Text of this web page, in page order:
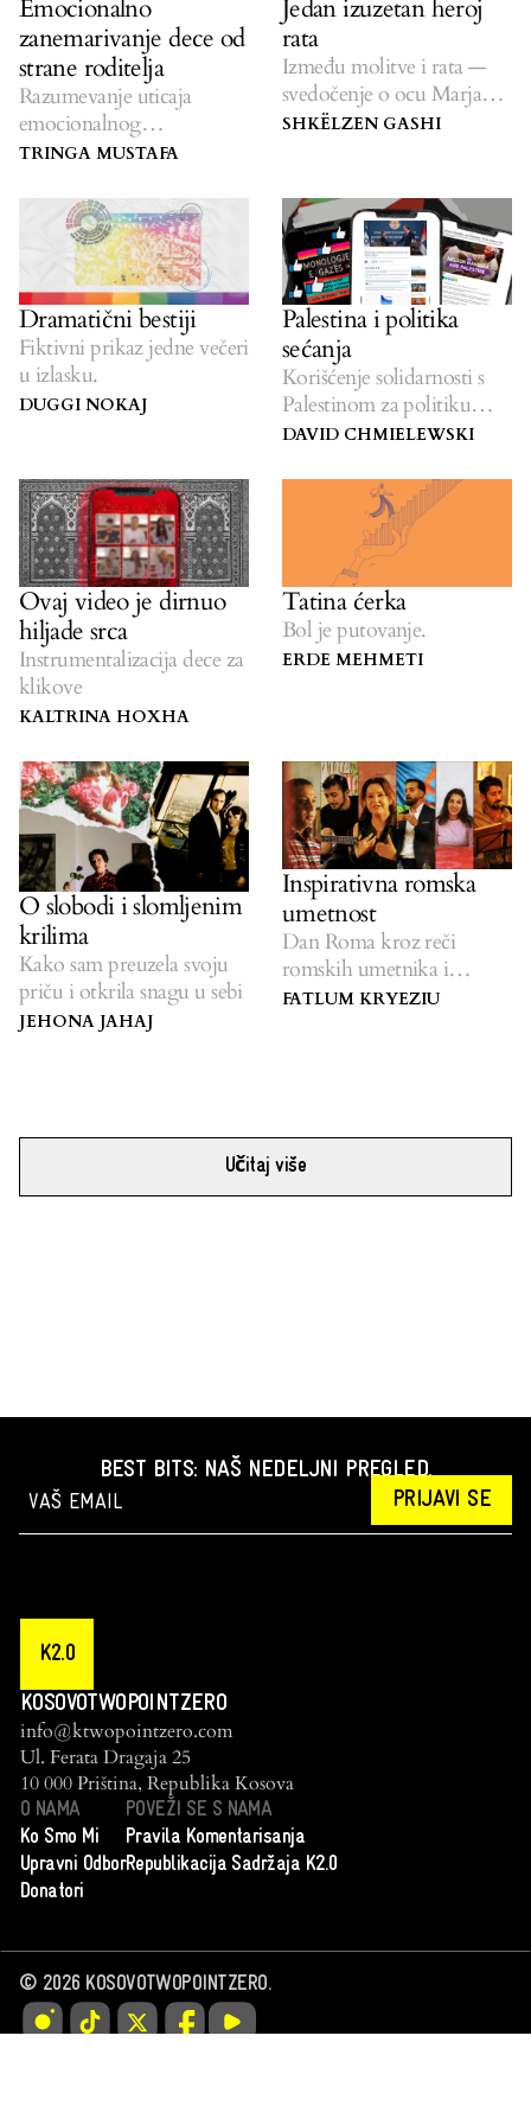
Emocionalno
zanemarivanje dece od
strane roditelja
Razumevanje uticaja
emocionalnog
zanemarivanja na
TRINGA MUSTAFA
Jedan izuzetan heroj
rata
Između molitve i rata —
svedočenje o ocu Marjanu
Lorenciju.
SHKËLZEN GASHI
Dramatični bestiji
Fiktivni prikaz jedne večeri
u izlasku.
DUGGI NOKAJ
Palestina i politika
sećanja
Korišćenje solidarnosti s
Palestinom za politiku
identiteta i javno sećanje.
DAVID CHMIELEWSKI
Ovaj video je dirnuo
hiljade srca
Instrumentalizacija dece za
klikove
KALTRINA HOXHA
Tatina ćerka
Bol je putovanje.
ERDE MEHMETI
O slobodi i slomljenim
krilima
Kako sam preuzela svoju
priču i otkrila snagu u sebi
JEHONA JAHAJ
Inspirativna romska
umetnost
Dan Roma kroz reči
romskih umetnika i
umetnica
FATLUM KRYEZIU
Učitaj više
BEST BITS: NAŠ NEDELJNI PREGLED.
PRIJAVI SE
K2.0
KOSOVOTWOPOINTZERO
info@ktwopointzero.com
Ul. Ferata Dragaja 25
10 000 Priština, Republika Kosova
O NAMA
Ko Smo Mi
Upravni Odbor
Donatori
POVEŽI SE S NAMA
Pravila Komentarisanja
Republikacija Sadržaja K2.0
© 2026KOSOVOTWOPOINTZERO.